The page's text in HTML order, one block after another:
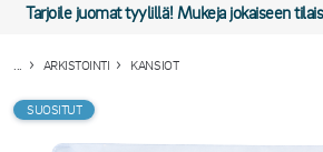
Tarjoile juomat tyylillä! Mukeja jokaiseen
ARKISTOINTI KANSIOT
SUOSITUT